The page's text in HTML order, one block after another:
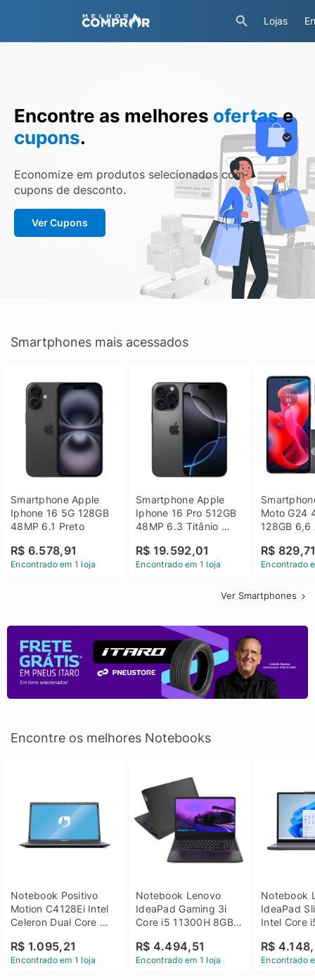
Lojas
Encontre as melhores ofertase
cupons.
Economize em produtos selecionados com
cupons de desconto.
Ver Cupons
Smartphones mais acessados
Smartphone Apple
Iphone 16 5G 128GB
48MP 6.1 Preto
R$ 6.578,91
Encontrado em 1 loja
Smartphone Apple
Iphone 16 Pro 512GB
48MP 6.3 Titânio
R$ 19.592,01
Encontrado em 1 loja
Moto G24
128GB 6,6
R$
Encontrado
Ver Smartphones
Encontre os melhores Notebooks
Notebook Positivo
Motion C4128Ei Intel
Celeron Dual Core
Linux 14 - 3002181
R$ 1.095,21
Encontrado em 1 loja
Notebook Lenovo
IdeaPad Gaming 3i
Core i5 11300H 8GB
GTX 1650 4GB 15.6
FHD Linux - Preto
R$ 4.494,51
Encontrado em 1 loja
Notebook
IdeaPad
Intel Core
SSD Win
R$
Encontrado